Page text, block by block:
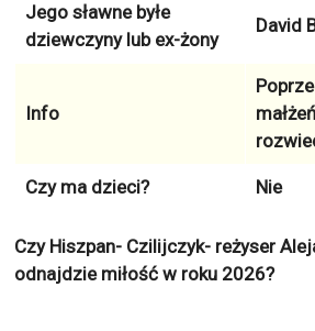
Jego sławne byłe
dziewczyny lub ex-żony
David
Info
Czy ma dzieci? Nie
Czy Hiszpan- Czilijczyk- reżyser
odnajdzie miłość w roku 2026?